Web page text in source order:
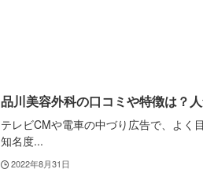
品川美容外科の口コミや特徴は？
テレビCMや電車の中づり広告で、よく
知名度...
2022年8月31日